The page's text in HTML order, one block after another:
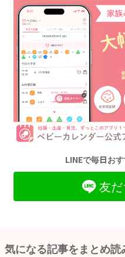
LINEで毎日お
友
気になる記事をまとめ読